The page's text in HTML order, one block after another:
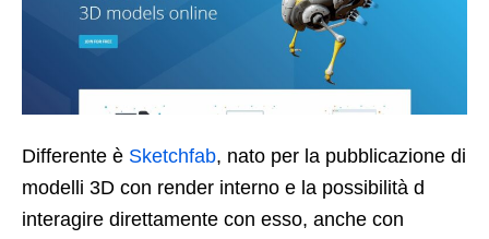
Differente è Sketchfab, nato per la pubblicazione di
modelli 3D con render interno e la possibilità d
interagire direttamente con esso, anche con